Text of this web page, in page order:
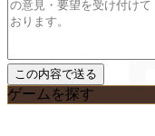
ゲームを探す